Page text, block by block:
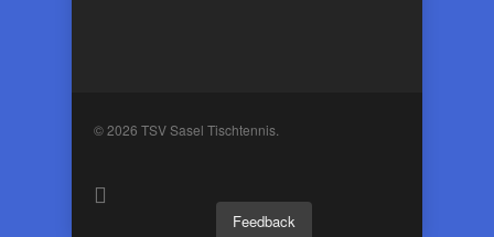
© 2026 TSV Sasel Tischtennis.
Feedback